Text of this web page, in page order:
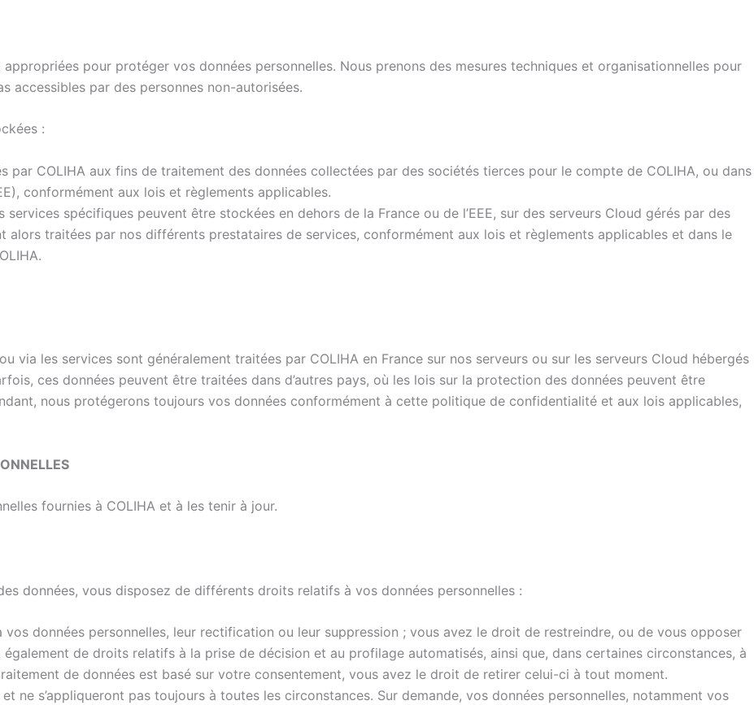
pour protéger vos données personnelles. Nous prenons des mesures techniques et organisationnelles pour
accessibles par des personnes non-autorisées.
:
par COLIHA aux fins de traitement des données collectées par des sociétés tierces pour le compte de COLIHA, ou dans
conformément aux lois et règlements applicables.
spécifiques peuvent être stockées en dehors de la France ou de l’EEE, sur des serveurs Cloud gérés par des
alors traitées par nos différents prestataires de services, conformément aux lois et règlements applicables et dans le
via les services sont généralement traitées par COLIHA en France sur nos serveurs ou sur les serveurs Cloud hébergés
ces données peuvent être traitées dans d’autres pays, où les lois sur la protection des données peuvent être
nous protégerons toujours vos données conformément à cette politique de confidentialité et aux lois applicables,
fournies à COLIHA et à les tenir à jour.
données, vous disposez de différents droits relatifs à vos données personnelles :
vos données personnelles, leur rectification ou leur suppression ; vous avez le droit de restreindre, ou de vous opposer
de droits relatifs à la prise de décision et au profilage automatisés, ainsi que, dans certaines circonstances, à
de données est basé sur votre consentement, vous avez le droit de retirer celui-ci à tout moment.
ne s’appliqueront pas toujours à toutes les circonstances. Sur demande, vos données personnelles, notamment vos